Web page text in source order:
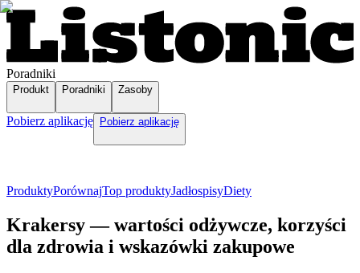
Poradniki
Produkt Poradniki Zasoby
Pobierz aplikację Pobierz aplikację
ProduktyPorównajTop produktyJadłospisyDiety
Krakersy — wartości odżywcze, korzyści
dla zdrowia i wskazówki zakupowe